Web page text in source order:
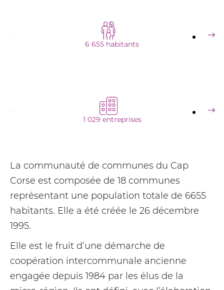
6 655 habitants
1 029 entreprises
La communauté de communes du Cap
Corse est composée de 18 communes
représentant une population totale de 6655
habitants. Elle a été créée le 26 décembre
1995.
Elle est le fruit d’une démarche de
coopération intercommunale ancienne
engagée depuis 1984 par les élus de la